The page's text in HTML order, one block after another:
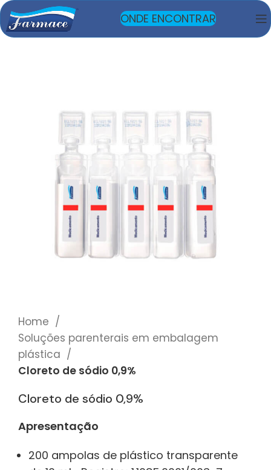
ONDE ENCONTRAR
Home
Soluções parenterais em embalagem
plástica
Cloreto de sódio 0,9%
Cloreto de sódio 0,9%
Apresentação
200 ampolas de plástico transparente